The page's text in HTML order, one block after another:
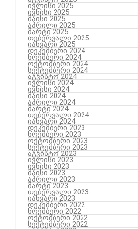
ივლისი 2025
ივნისი 2025
მაისი 2025
აპრილი 2025
მარტი 2025
თებერვალი 2025
იანვარი 2025
დეკემბერი 2024
ნოემბერი 2024
ოქტომბერი 2024
სექტემბერი 2024
აგვისტო 2024
ივლისი 2024
ივნისი 2024
მაისი 2024
აპრილი 2024
მარტი 2024
თებერვალი 2024
იანვარი 2024
დეკემბერი 2023
ნოემბერი 2023
ოქტომბერი 2023
სექტემბერი 2023
აგვისტო 2023
ივლისი 2023
ივნისი 2023
მაისი 2023
აპრილი 2023
მარტი 2023
თებერვალი 2023
იანვარი 2023
დეკემბერი 2022
ნოემბერი 2022
ოქტომბერი 2022
სექტემბერი 2022